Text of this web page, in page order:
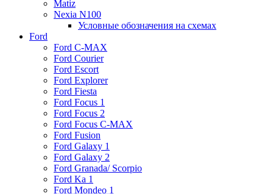
Matiz
Nexia N100
Условные обозначения на схемах
Ford
Ford C-MAX
Ford Courier
Ford Escort
Ford Explorer
Ford Fiesta
Ford Focus 1
Ford Focus 2
Ford Focus C-MAX
Ford Fusion
Ford Galaxy 1
Ford Galaxy 2
Ford Granada/ Scorpio
Ford Ka 1
Ford Mondeo 1